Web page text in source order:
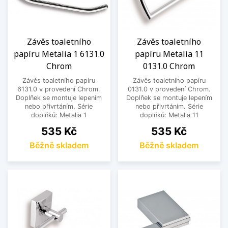
Závěs toaletního
papíru Metalia 1 6131.0
Chrom
Závěs toaletního papíru
6131.0 v provedení Chrom.
Doplňek se montuje lepením
nebo přivrtáním. Série
doplňků: Metalia 1
Cena
535 Kč
Běžně skladem
Závěs toaletního
papíru Metalia 11
0131.0 Chrom
Závěs toaletního papíru
0131.0 v provedení Chrom.
Doplňek se montuje lepením
nebo přivrtáním. Série
doplňků: Metalia 11
Cena
535 Kč
Běžně skladem